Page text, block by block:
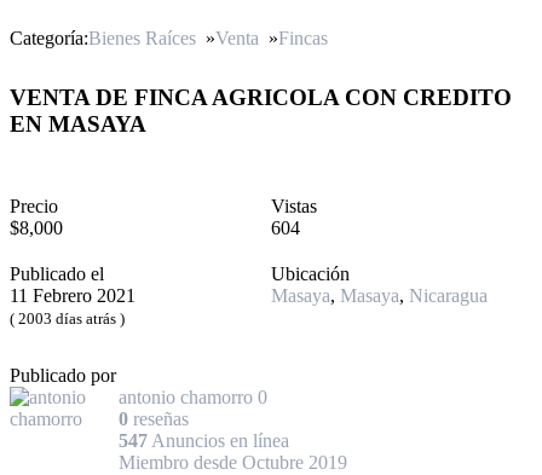
Categoría:Bienes Raíces »Venta »Fincas
VENTA DE FINCA AGRICOLA CON CREDITO
EN MASAYA
Precio
$8,000
Vistas
604
Publicado el
11 Febrero 2021
( 2003 días atrás )
Ubicación
Masaya, Masaya, Nicaragua
Publicado por
antonio chamorro 0
0 reseñas
547 Anuncios en línea
Miembro desde Octubre 2019